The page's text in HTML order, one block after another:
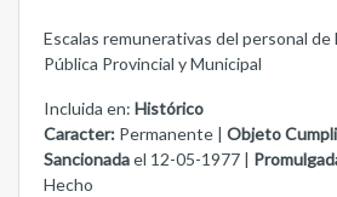
Escalas remunerativas del personal
Pública Provincial y Municipal
Incluida en: Histórico
Caracter: Permanente | Objeto
Sancionadael 12-05-1977 |
Hecho